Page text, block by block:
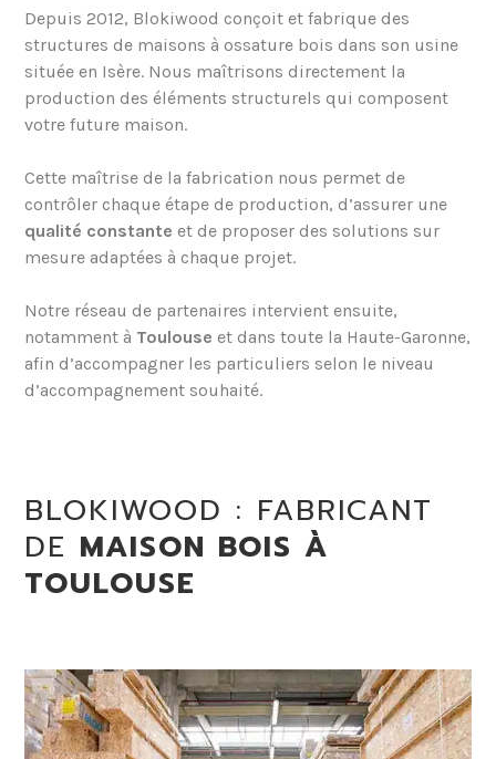
Depuis 2012, Blokiwood conçoit et fabrique des
structures de maisons à ossature bois dans son usine
située en Isère. Nous maîtrisons directement la
production des éléments structurels qui composent
votre future maison.
Cette maîtrise de la fabrication nous permet de
contrôler chaque étape de production, d’assurer une
qualité constante et de proposer des solutions sur
mesure adaptées à chaque projet.
Notre réseau de partenaires intervient ensuite,
notamment à Toulouse et dans toute la Haute-Garonne,
afin d’accompagner les particuliers selon le niveau
d’accompagnement souhaité.
BLOKIWOOD : FABRICANT
DE MAISON BOIS À
TOULOUSE